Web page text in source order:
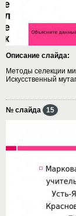
Описание слайда:
Методы селекции
Искусственный
№ слайда 15